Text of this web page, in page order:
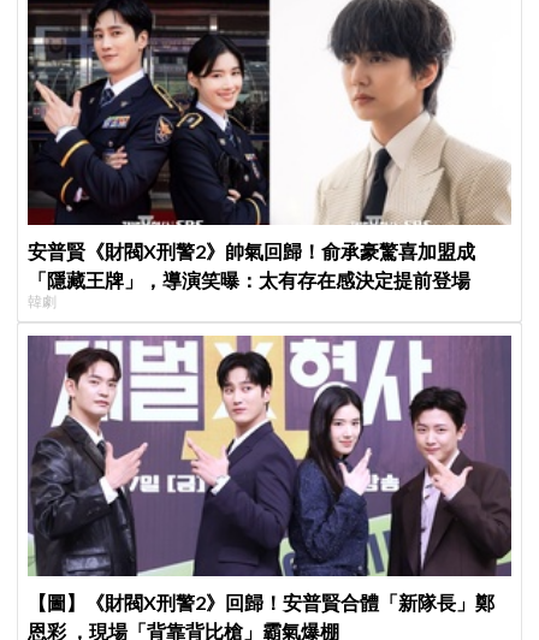
安普賢《財閥X刑警2》帥氣回歸！俞承豪驚喜加盟成
「隱藏王牌」，導演笑曝：太有存在感決定提前登場
韓劇
【圖】《財閥X刑警2》回歸！安普賢合體「新隊長」鄭
恩彩 ，現場「背靠背比槍」霸氣爆棚